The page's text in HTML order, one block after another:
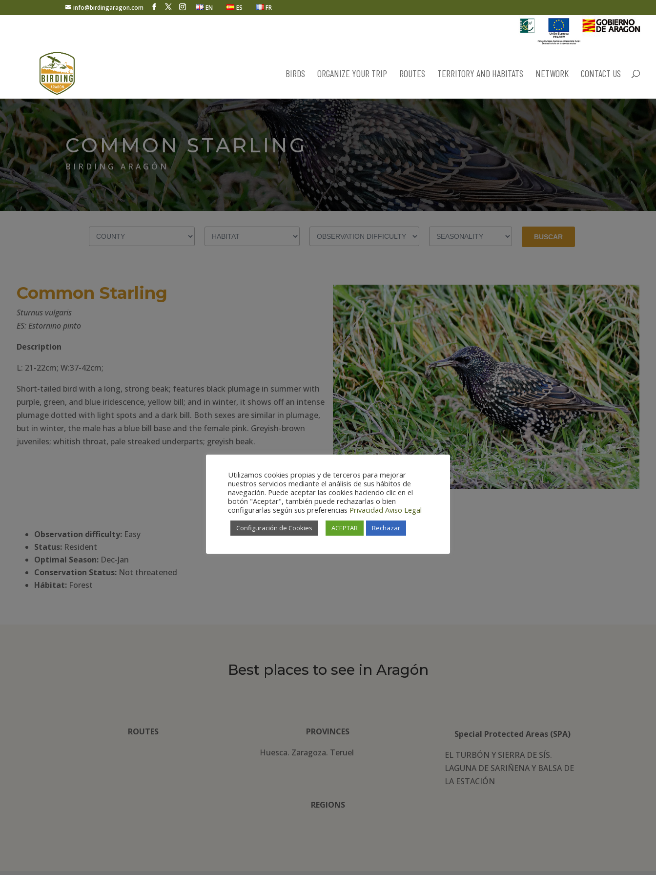
info@birdingaragon.com EN ES FR
BIRDS ORGANIZE YOUR TRIP ROUTES TERRITORY AND HABITATS NETWORK CONTACT US
COMMON STARLING
BIRDING ARAGÓN
Common Starling
Sturnus vulgaris
ES: Estornino pinto
Description
L: 21-22cm; W:37-42cm;
Short-tailed bird with a long, strong beak; features black plumage in summer with
purple, green, and blue iridescence, yellow bill; and in winter, it shows off an intense
plumage dotted with light spots and a dark bill. Both sexes are similar in plumage,
but in winter, the male has a blue bill base and the female pink. Greyish-brown
juveniles; whitish throat, pale streaked underparts; greyish beak.
Observation difficulty:Easy
Status:Resident
Optimal Season:Dec-Jan
Conservation Status:Not threatened
Hábitat:Forest
Best places to see in Aragón
ROUTES
PROVINCES
Huesca. Zaragoza. Teruel
REGIONS
Special Protected Areas (SPA)
EL TURBÓN Y SIERRA DE SÍS.
LAGUNA DE SARIÑENA Y BALSA DE
LA ESTACIÓN
Utilizamos cookies propias y de terceros para mejorar
nuestros servicios mediante el análisis de sus hábitos de
navegación. Puede aceptar las cookies haciendo clic en el
botón "Aceptar", también puede rechazarlas o bien
configurarlas según sus preferencias Privacidad Aviso Legal
Configuración de Cookies ACEPTAR Rechazar